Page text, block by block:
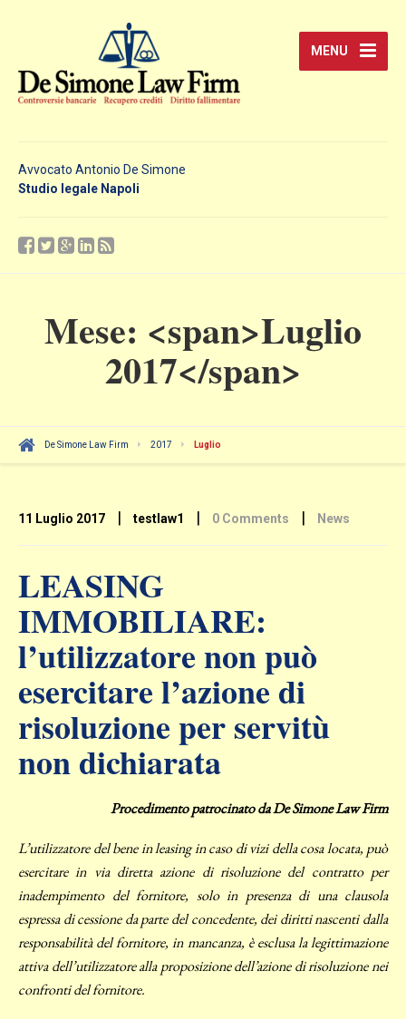
Avvocato Antonio De Simone
Studio legale Napoli
MENU
Mese: <span>Luglio
2017</span>
De Simone Law Firm 2017 Luglio
11 Luglio 2017 | testlaw1 | 0 Comments | News
LEASING
IMMOBILIARE:
l’utilizzatore non può
esercitare l’azione di
risoluzione per servitù
non dichiarata
Procedimento patrocinato da De Simone Law Firm
L’utilizzatore del bene in leasing in caso di vizi della cosa locata, può
esercitare in via diretta azione di risoluzione del contratto per
inadempimento del fornitore, solo in presenza di una clausola
espressa di cessione da parte del concedente, dei diritti nascenti dalla
responsabilità del fornitore, in mancanza, è esclusa la legittimazione
attiva dell’utilizzatore alla proposizione dell’azione di risoluzione nei
confronti del fornitore.